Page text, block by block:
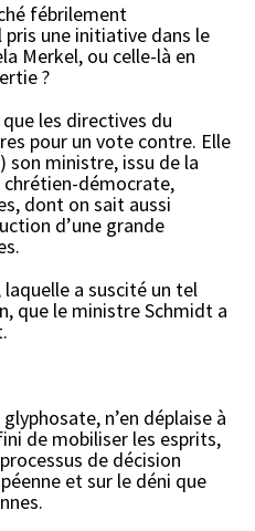
fébrilement
une initiative dans le
Merkel, ou celle-là en
?
les directives du
pour un vote contre. Elle
son ministre, issu de la
chrétien-démocrate,
dont on sait aussi
d’une grande
a suscité un tel
que le ministre Schmidt a
n’en déplaise à
de mobiliser les esprits,
de décision
et sur le déni que